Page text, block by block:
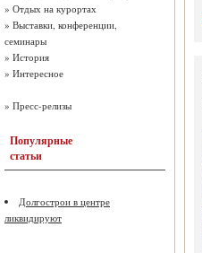
» Отдых на курортах
» Выставки, конференции,
семинары
» История
» Интересное
» Пресс-релизы
Популярные
статьи
Долгострои в центре
ликвидируют